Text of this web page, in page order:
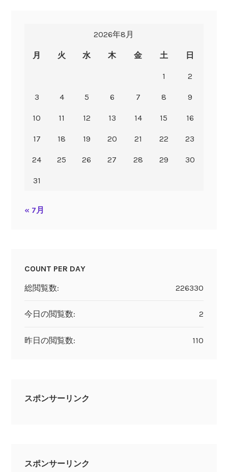
2026年8月
月 火 水 木 金 土 日
1 2
3 4 5 6 7 8 9
10 11 12 13 14 15 16
17 18 19 20 21 22 23
24 25 26 27 28 29 30
31
« 7月
COUNT PER DAY
226330
総閲覧数:
2
今日の閲覧数:
110
昨日の閲覧数:
スポンサーリンク
スポンサーリンク